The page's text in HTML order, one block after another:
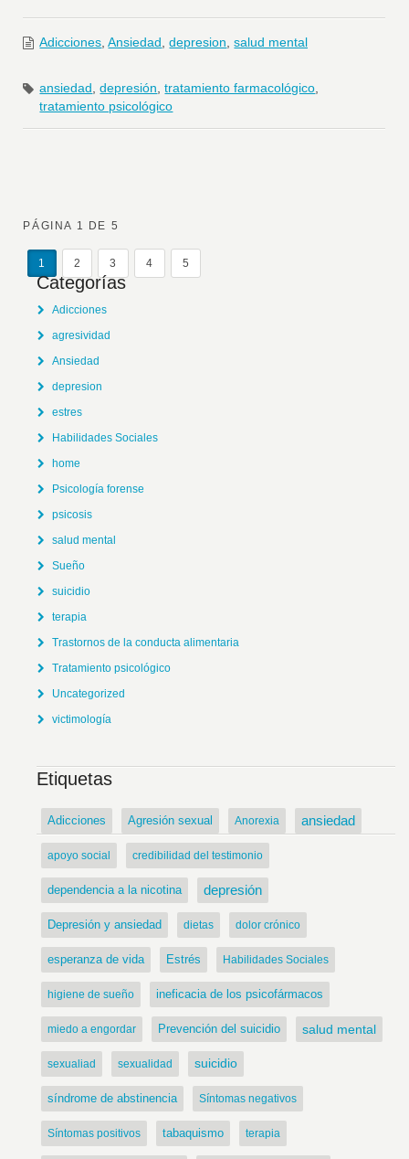
Adicciones ,Ansiedad ,depresion ,salud mental
ansiedad ,depresión ,tratamiento farmacológico
tratamiento psicológico
PÁGINA 1 DE 5
1 2 3 4 5
Categorías
Adicciones
agresividad
Ansiedad
depresion
estres
Habilidades Sociales
home
Psicología forense
psicosis
salud mental
Sueño
suicidio
terapia
Trastornos de la conducta alimentaria
Tratamiento psicológico
Uncategorized
victimología
Etiquetas
Adicciones Agresión sexual Anorexia ansiedad
apoyo social credibilidad del testimonio
dependencia a la nicotina depresión
Depresión y ansiedad dietas dolor crónico
esperanza de vida Estrés Habilidades Sociales
higiene de sueño ineficacia de los psicofármacos
miedo a engordar Prevención del suicidio salud mental
sexualiad sexualidad suicidio
síndrome de abstinencia Síntomas negativos
Síntomas positivos tabaquismo terapia